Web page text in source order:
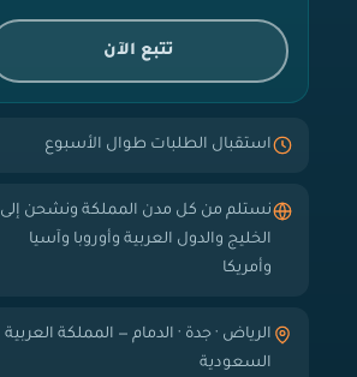
تتبع الآن
استقبال الطلبات طوال الأسبوع
نستلم من كل مدن المملكة ونشحن إلى
الخليج والدول العربية وأوروبا وآسيا
وأمريكا
الرياض · جدة · الدمام — المملكة العربية
السعودية